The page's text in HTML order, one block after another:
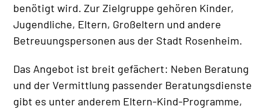
benötigt wird. Zur Zielgruppe gehören Kinder,
Jugendliche, Eltern, Großeltern und andere
Betreuungspersonen aus der Stadt Rosenheim.
Das Angebot ist breit gefächert: Neben Beratung
und der Vermittlung passender Beratungsdienste
gibt es unter anderem Eltern-Kind-Programme,